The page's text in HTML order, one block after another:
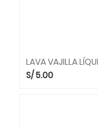
LAVA VAJILLA
S/5.00